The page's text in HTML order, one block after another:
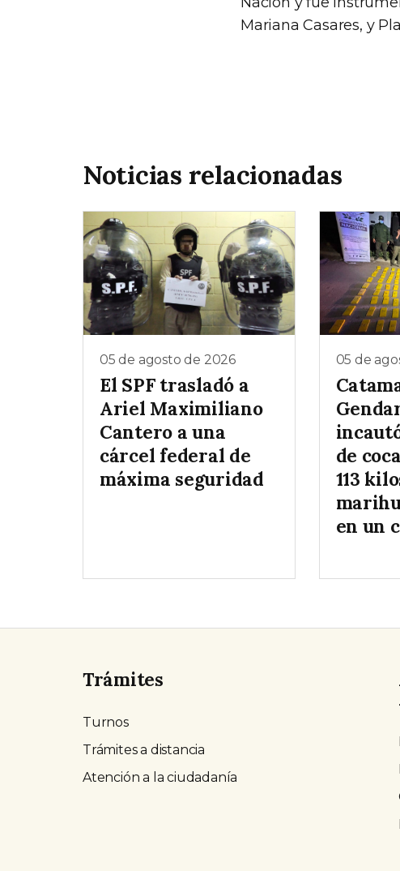
Mariana Casares, y
Noticias relacionadas
05 de agosto de 2026
El SPF trasladó a
Ariel Maximiliano
Cantero a una
cárcel federal de
máxima seguridad
05 de
de
113
en un
Trámites
Turnos
Trámites a distancia
Atención a la ciudadanía